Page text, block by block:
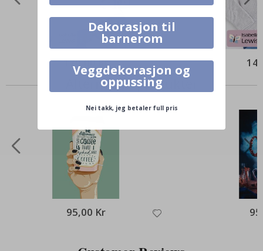
179,00 Kr
Alternative produkter
95,00 Kr
Dekorasjon til
barnerom
Veggdekorasjon og
oppussing
Nei takk, jeg betaler full pris